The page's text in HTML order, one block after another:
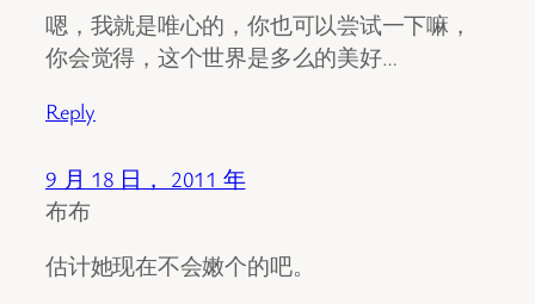
嗯，我就是唯心的，你也可以尝试一下嘛，
你会觉得，这个世界是多么的美好…
Reply
9 月 18 日， 2011 年
布布
估计她现在不会嫩个的吧。